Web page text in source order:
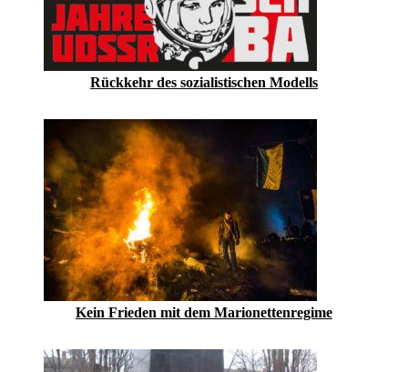
Rückkehr des sozialistischen Modells
Kein Frieden mit dem Marionettenregime